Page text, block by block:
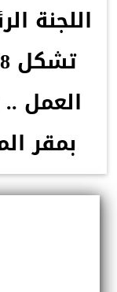
اللجنة
العمل ..
بمقر